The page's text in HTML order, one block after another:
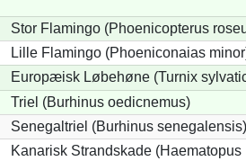
Stor Flamingo (Phoenicopterus
Lille Flamingo (Phoeniconaias
Europæisk Løbehøne (Turnix
Triel (Burhinus oedicnemus)
Senegaltriel (Burhinus senegalensis)
Kanarisk Strandskade (Haematopus